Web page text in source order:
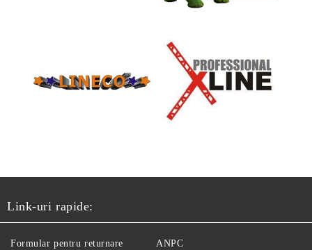
Link-uri rapide:
Formular pentru returnare
ANPC